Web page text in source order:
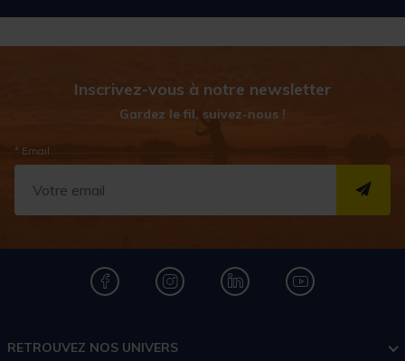
Inscrivez-vous à notre newsletter
Gardez le fil, suivez-nous !
* Email
RETROUVEZ NOS UNIVERS